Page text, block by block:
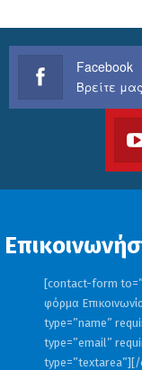
Facebook
[contact-form to=”
φόρμα
type=”name”
type=”email”